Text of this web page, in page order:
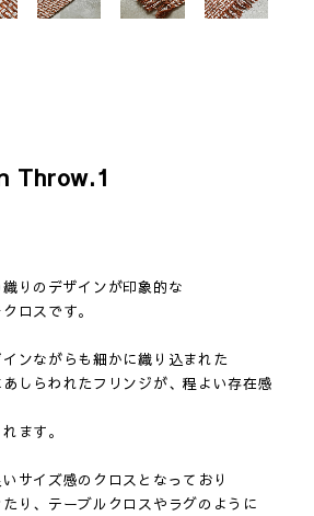
照明
Throw.1
りのデザインが印象的な
ロスです。
ンながらも細かに織り込まれた
しらわれたフリンジが、程よい存在感
ます。
サイズ感のクロスとなっており
り、テーブルクロスやラグのように